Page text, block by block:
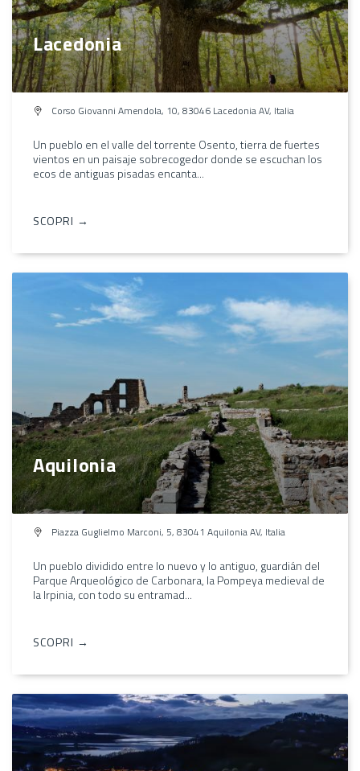
Lacedonia
Corso Giovanni Amendola, 10, 83046 Lacedonia AV, Italia
Un pueblo en el valle del torrente Osento, tierra de fuertes
vientos en un paisaje sobrecogedor donde se escuchan los
ecos de antiguas pisadas encanta...
SCOPRI →
Aquilonia
Piazza Guglielmo Marconi, 5, 83041 Aquilonia AV, Italia
Un pueblo dividido entre lo nuevo y lo antiguo, guardián del
Parque Arqueológico de Carbonara, la Pompeya medieval de
la Irpinia, con todo su entramad...
SCOPRI →